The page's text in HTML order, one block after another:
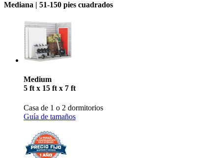
Mediana | 51-150 pies cuadrados
Medium
5 ft x 15 ft x 7 ft
Casa de 1 o 2 dormitorios
Guía de tamaños